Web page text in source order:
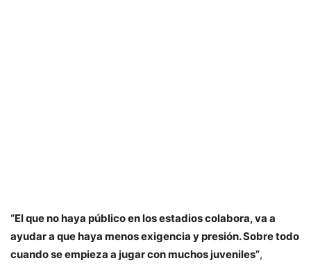
“El que no haya público en los estadios colabora, va a
ayudar a que haya menos exigencia y presión. Sobre todo
cuando se empieza a jugar con muchos juveniles”,